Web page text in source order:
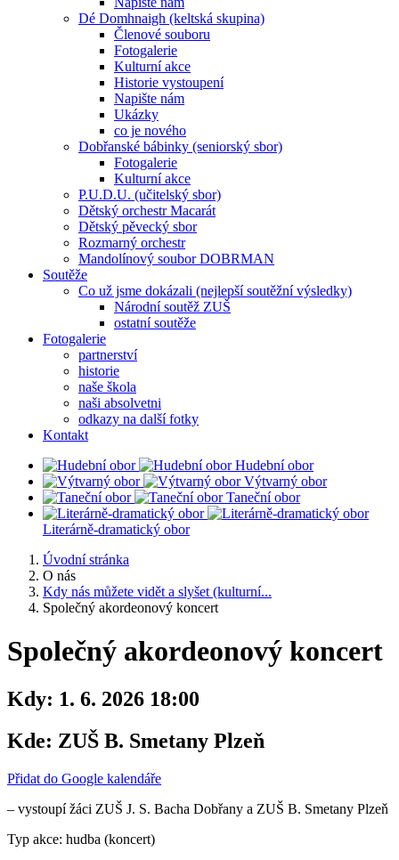
Dé Domhnaigh (keltská skupina)
Členové souboru
Fotogalerie
Kulturní akce
Historie vystoupení
Napište nám
Ukázky
co je nového
Dobřanské bábinky (seniorský sbor)
Fotogalerie
Kulturní akce
P.U.D.U. (učitelský sbor)
Dětský orchestr Macarát
Dětský pěvecký sbor
Rozmarný orchestr
Mandolínový soubor DOBRMAN
Soutěže
Co už jsme dokázali (nejlepší soutěžní výsledky)
Národní soutěž ZUŠ
ostatní soutěže
Fotogalerie
partnerství
historie
naše škola
naši absolvetni
odkazy na další fotky
Kontakt
Hudební obor
Výtvarný obor
Taneční obor
Literárně-dramatický obor
Úvodní stránka
O nás
Kdy nás můžete vidět a slyšet (kulturní...
Společný akordeonový koncert
Společný akordeonový koncert
Kdy: 1. 6. 2026 18:00
Kde: ZUŠ B. Smetany Plzeň
Přidat do Google kalendáře
– vystoupí žáci ZUŠ J. S. Bacha Dobřany a ZUŠ B. Smetany Plzeň
Typ akce: hudba (koncert)